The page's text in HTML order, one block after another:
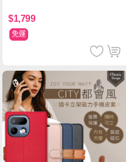
$1,799
免運